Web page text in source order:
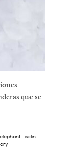
que se
· isdin ·